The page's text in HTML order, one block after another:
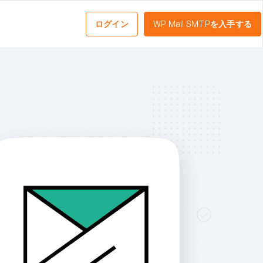
ログイン WP Mail SMTPを入手する